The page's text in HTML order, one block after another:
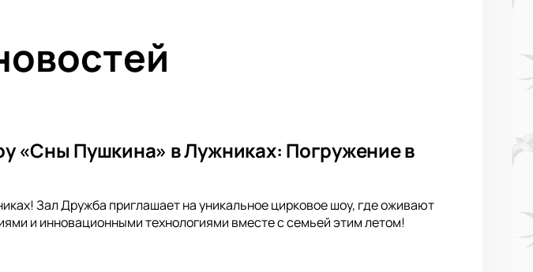
«Сны Пушкина» в Лужниках: Погружение в
Зал Дружба приглашает на уникальное цирковое шоу, где оживают
и инновационными технологиями вместе с семьей этим летом!